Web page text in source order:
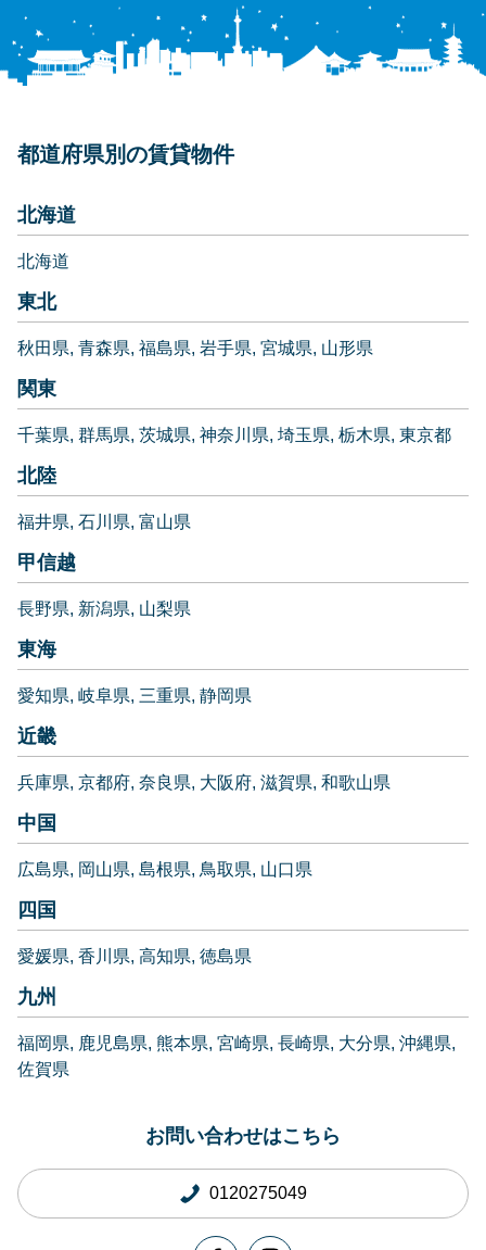
都道府県別の賃貸物件
北海道
北海道
東北
秋田県 青森県 福島県 岩手県 宮城県 山形県
関東
千葉県 群馬県 茨城県 神奈川県 埼玉県 栃木県 東京都
北陸
福井県 石川県 富山県
甲信越
長野県 新潟県 山梨県
東海
愛知県 岐阜県 三重県 静岡県
近畿
兵庫県 京都府 奈良県 大阪府 滋賀県 和歌山県
中国
広島県 岡山県 島根県 鳥取県 山口県
四国
愛媛県 香川県 高知県 徳島県
九州
福岡県 鹿児島県 熊本県 宮崎県 長崎県 大分県 沖縄県
佐賀県
お問い合わせはこちら
0120275049